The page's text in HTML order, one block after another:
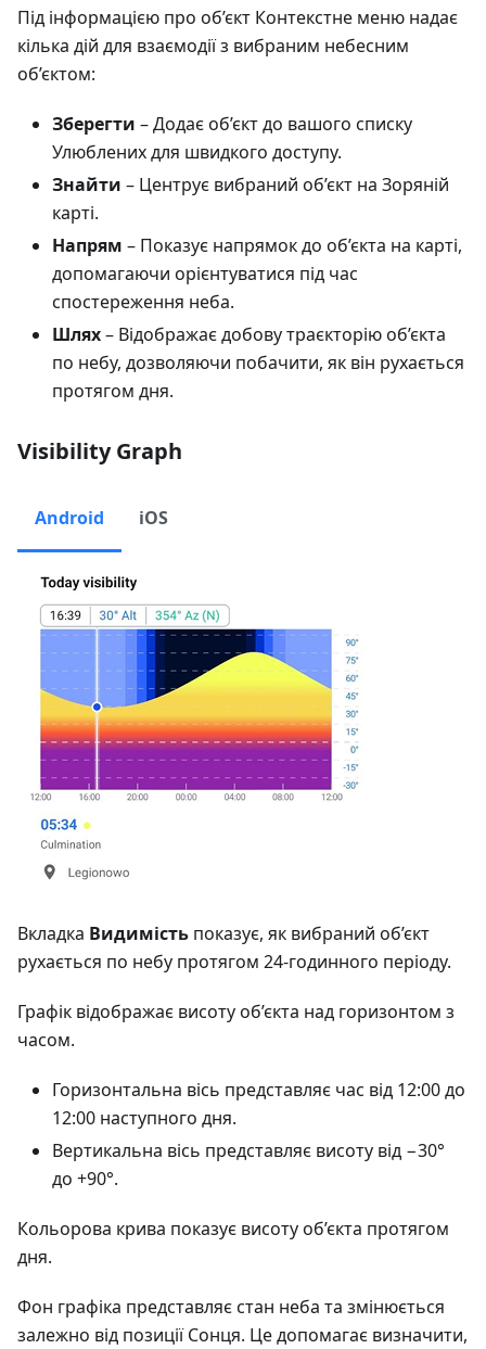
Під інформацією про об’єкт Контекстне меню надає
кілька дій для взаємодії з вибраним небесним
об’єктом:
Зберегти – Додає об’єкт до вашого списку
Улюблених для швидкого доступу.
Знайти – Центрує вибраний об’єкт на Зоряній
карті.
Напрям – Показує напрямок до об’єкта на карті,
допомагаючи орієнтуватися під час
спостереження неба.
Шлях– Відображає добову траєкторію об’єкта
по небу, дозволяючи побачити, як він рухається
протягом дня.
Visibility Graph
Android iOS
Вкладка Видимість показує, як вибраний об’єкт
рухається по небу протягом 24-годинного періоду.
Графік відображає висоту об’єкта над горизонтом з
часом.
Горизонтальна вісь представляє час від 12:00 до
12:00 наступного дня.
Вертикальна вісь представляє висоту від −30°
до +90°.
Кольорова крива показує висоту об’єкта протягом
дня.
Фон графіка представляє стан неба та змінюється
залежно від позиції Сонця. Це допомагає визначити,